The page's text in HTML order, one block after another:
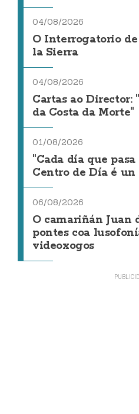
04/08/2026
O Interrogatorio de
la Sierra
04/08/2026
Cartas ao Director:
da Costa da Morte"
01/08/2026
"Cada día que
Centro de Día é
06/08/2026
O camariñán
pontes coa
videoxogos